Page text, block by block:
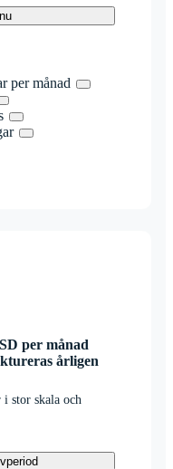
per månad
per månad
årligen
i stor skala och